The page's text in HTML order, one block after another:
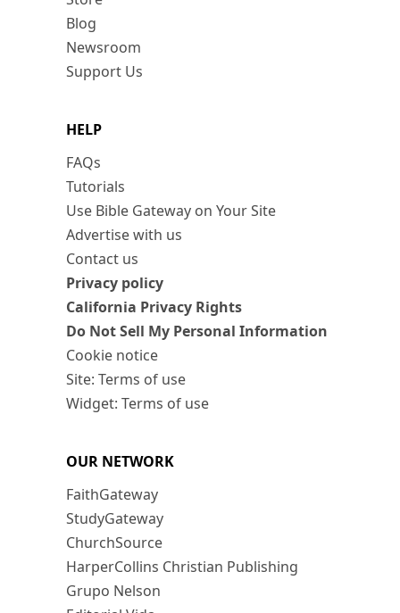
Blog
Newsroom
Support Us
HELP
FAQs
Tutorials
Use Bible Gateway on Your Site
Advertise with us
Contact us
Privacy policy
California Privacy Rights
Do Not Sell My Personal Information
Cookie notice
Site: Terms of use
Widget: Terms of use
OUR NETWORK
FaithGateway
StudyGateway
ChurchSource
HarperCollins Christian Publishing
Grupo Nelson